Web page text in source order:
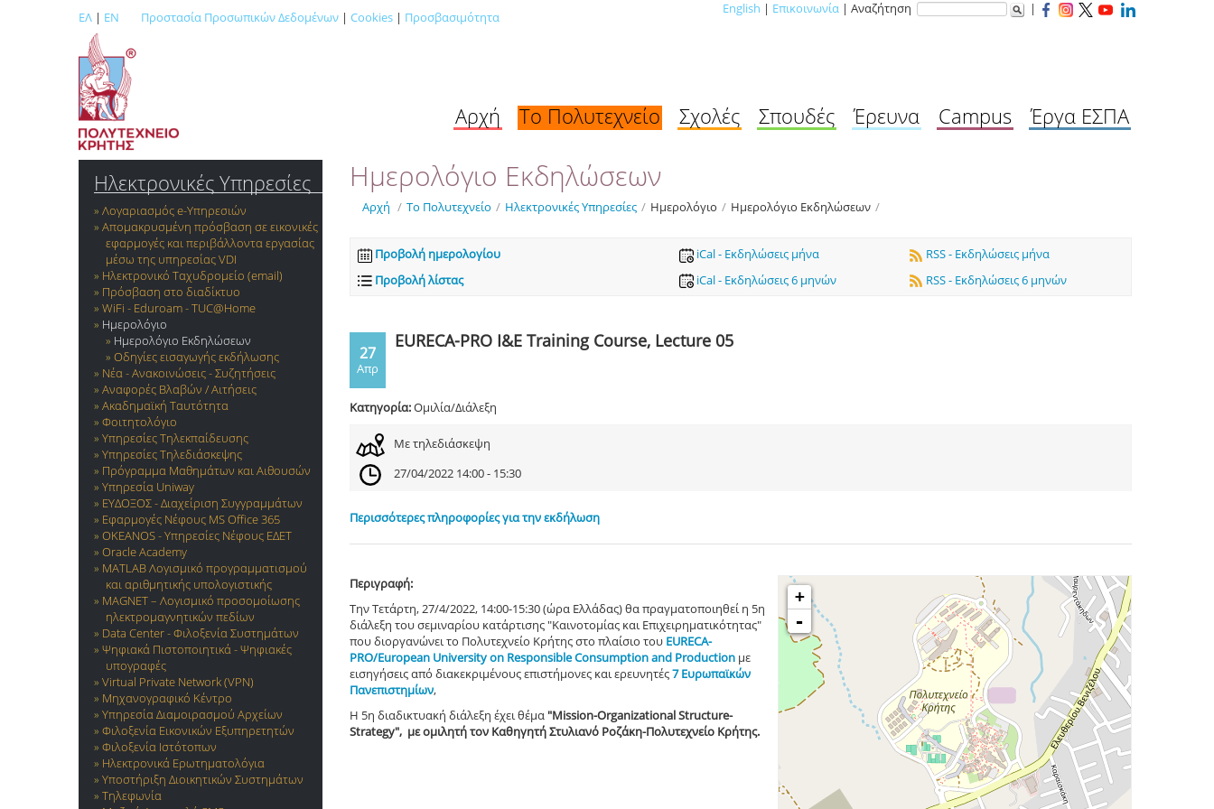
ΕΛ | EN Προστασία Προσωπικών Δεδομένων | Cookies | Προσβασιμότητα
English | Επικοινωνία | Αναζήτηση |
Αρχή Το Πολυτεχνείο Σχολές Σπουδές Έρευνα Campus Έργα ΕΣΠΑ
Ηλεκτρονικές Υπηρεσίες
Λογαριασμός e-Yπηρεσιών
Απομακρυσμένη πρόσβαση σε εικονικές
εφαρμογές και περιβάλλοντα εργασίας
μέσω της υπηρεσίας VDI
Ηλεκτρονικό Ταχυδρομείο (email)
Πρόσβαση στο διαδίκτυο
WiFi - Eduroam - TUC@Home
Ημερολόγιο
Ημερολόγιο Εκδηλώσεων
Οδηγίες εισαγωγής εκδήλωσης
Νέα - Ανακοινώσεις - Συζητήσεις
Αναφορές Βλαβών / Αιτήσεις
Ακαδημαϊκή Ταυτότητα
Φοιτητολόγιο
Υπηρεσίες Τηλεκπαίδευσης
Υπηρεσίες Τηλεδιάσκεψης
Πρόγραμμα Μαθημάτων και Αιθουσών
Υπηρεσία Uniway
ΕΥΔΟΞΟΣ - Διαχείριση Συγγραμμάτων
Εφαρμογές Νέφους MS Office 365
OKEANOS - Υπηρεσίες Νέφους ΕΔΕΤ
Oracle Academy
MATLAB Λογισμικό προγραμματισμού
και αριθμητικής υπολογιστικής
MAGNET – Λογισμικό προσομοίωσης
ηλεκτρομαγνητικών πεδίων
Data Center - Φιλοξενία Συστημάτων
Ψηφιακά Πιστοποιητικά - Ψηφιακές
υπογραφές
Virtual Private Network (VPN)
Μηχανογραφικό Κέντρο
Υπηρεσία Διαμοιρασμού Αρχείων
Φιλοξενία Εικονικών Εξυπηρετητών
Φιλοξενία Ιστότοπων
Ηλεκτρονικά Ερωτηματολόγια
Υποστήριξη Διοικητικών Συστημάτων
Τηλεφωνία
Ημερολόγιο Εκδηλώσεων
Αρχή / Το Πολυτεχνείο / Ηλεκτρονικές Υπηρεσίες / Ημερολόγιο / Ημερολόγιο Εκδηλώσεων /
Προβολή ημερολογίου
Προβολή λίστας
iCal - Εκδηλώσεις μήνα
iCal - Εκδηλώσεις 6 μηνών
RSS - Εκδηλώσεις μήνα
RSS - Εκδηλώσεις 6 μηνών
27
Απρ
EURECA-PRO I&E Training Course, Lecture 05
Κατηγορία:Ομιλία/Διάλεξη
Με τηλεδιάσκεψη
27/04/2022 14:00 - 15:30
Περισσότερες πληροφορίες για την εκδήλωση
+
-
Περιγραφή:
Την Τετάρτη, 27/4/2022, 14:00-15:30 (ώρα Ελλάδας) θα πραγματοποιηθεί η 5η
διάλεξη του σεμιναρίου κατάρτισης "Καινοτομίας και Επιχειρηματικότητας"
που διοργανώνει το Πολυτεχνείο Κρήτης στο πλαίσιο του ΕURECA-
PRO/European University on Responsible Consumption and Production με
εισηγήσεις από διακεκριμένους επιστήμονες και ερευνητές7 Ευρωπαϊκών
Πανεπιστημίων,
Η 5η διαδικτυακή διάλεξη έχει θέμα "Mission-Organizational Structure-
Strategy", με ομιλητή τον Καθηγητή Στυλιανό Ροζάκη-Πολυτεχνείο Κρήτης.